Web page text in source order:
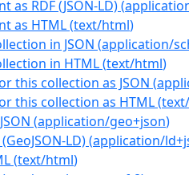
as RDF (JSON-LD)(
as HTML(text/html)
in JSON (application/
in HTML(text/html)
this collection as JSON (
this collection as HTML(
(application/geo+json)
LD)(application/
(text/html)